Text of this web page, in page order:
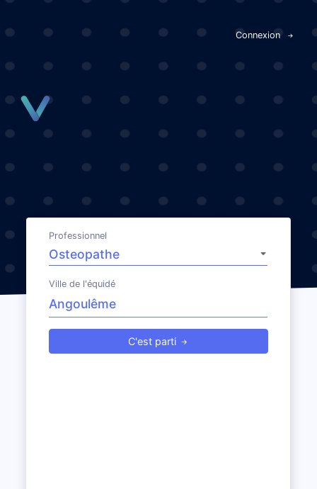
Connexion
Professionnel
Ville de l'équidé
C'est parti